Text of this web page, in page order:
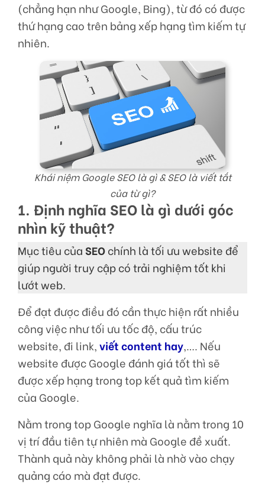
(chẳng hạn như Google, Bing), từ đó có được
thứ hạng cao trên bảng xếp hạng tìm kiếm tự
nhiên.
Khái niệm Google SEO là gì & SEO là viết tắt
của từ gì?
1. Định nghĩa SEO là gì dưới góc
nhìn kỹ thuật?
Mục tiêu củaSEOchính là tối ưu website để
giúp người truy cập có trải nghiệm tốt khi
lướt web.
Để đạt được điều đó cần thực hiện rất nhiều
công việc như tối ưu tốc độ, cấu trúc
website, đi link,viết content hay,…. Nếu
website được Google đánh giá tốt thì sẽ
được xếp hạng trong top kết quả tìm kiếm
của Google.
Nằm trong top Google nghĩa là nằm trong 10
vị trí đầu tiên tự nhiên mà Google đề xuất.
Thành quả này không phải là nhờ vào chạy
quảng cáo mà đạt được.